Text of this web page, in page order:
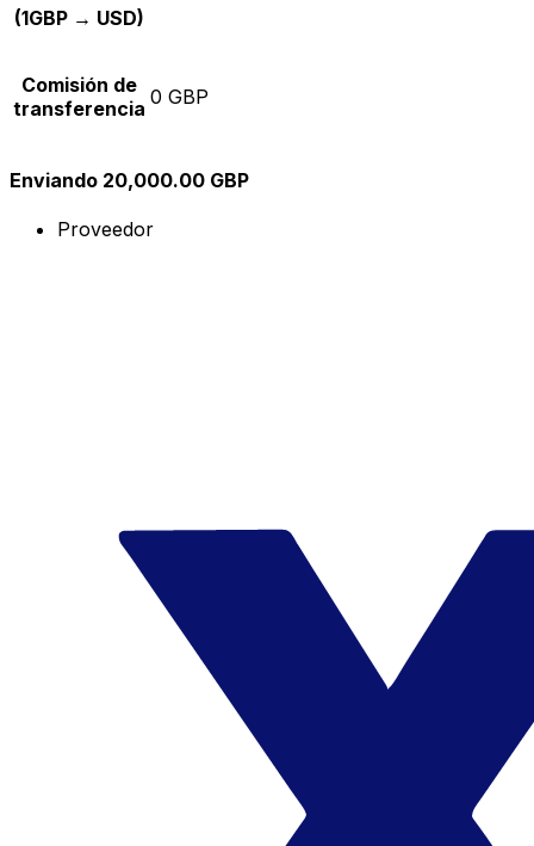
(1GBP → USD)
Comisión de
transferencia 0 GBP
Enviando 20,000.00 GBP
Proveedor